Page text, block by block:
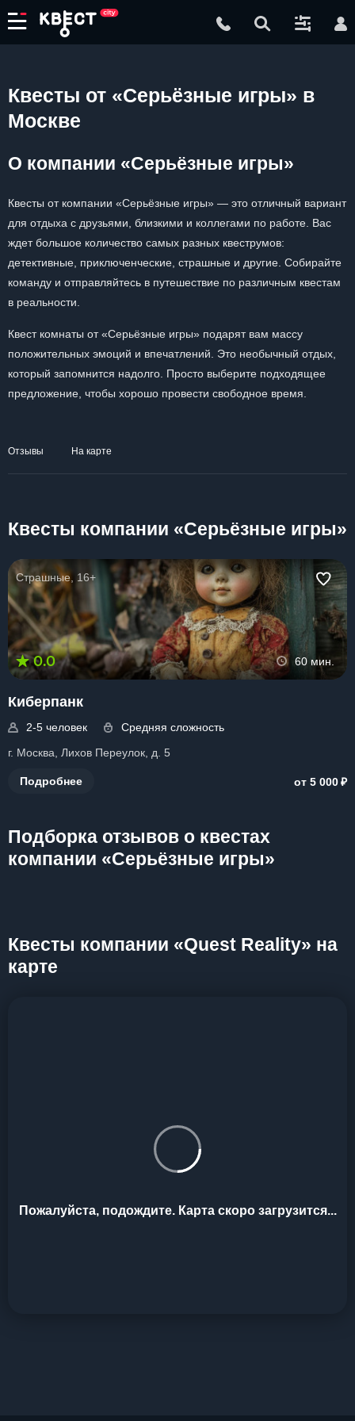
Квесты от «Серьёзные игры» в
Москве
О компании «Серьёзные игры»
Квесты от компании «Серьёзные игры» — это отличный вариант
для отдыха с друзьями, близкими и коллегами по работе. Вас
ждет большое количество самых разных квеструмов:
детективные, приключенческие, страшные и другие. Собирайте
команду и отправляйтесь в путешествие по различным квестам
в реальности.
Квест комнаты от «Серьёзные игры» подарят вам массу
положительных эмоций и впечатлений. Это необычный отдых,
который запомнится надолго. Просто выберите подходящее
предложение, чтобы хорошо провести свободное время.
Отзывы На карте
Квесты компании «Серьёзные игры»
Страшные, 16+
0.0 60 мин.
Киберпанк
2-5 человек
Средняя сложность
г. Москва, Лихов Переулок, д. 5
Подробнее от 5 000₽
Подборка отзывов о квестах
компании «Серьёзные игры»
Квесты компании «Quest Reality» на
карте
Пожалуйста, подождите. Карта скоро загрузится...